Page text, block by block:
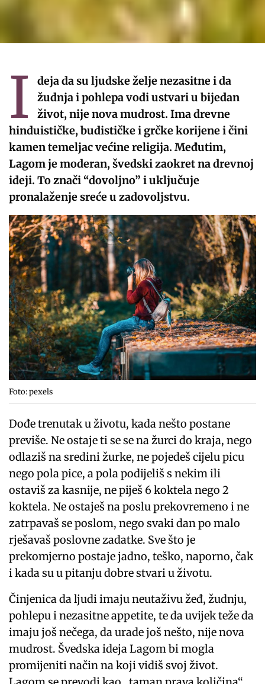
I
deja da su ljudske želje nezasitne i da
žudnja i pohlepa vodi ustvari u bijedan
život, nije nova mudrost. Ima drevne
hinduističke, budističke i grčke korijene i čini
kamen temeljac većine religija. Međutim,
Lagom je moderan, švedski zaokret na drevnoj
ideji. To znači “dovoljno” i uključuje
pronalaženje sreće u zadovoljstvu.
Foto: pexels
Dođe trenutak u životu, kada nešto postane
previše. Ne ostaje ti se se na žurci do kraja, nego
odlaziš na sredini žurke, ne pojedeš cijelu picu
nego pola pice, a pola podijeliš s nekim ili
ostaviš za kasnije, ne piješ 6 koktela nego 2
koktela. Ne ostaješ na poslu prekovremeno i ne
zatrpavaš se poslom, nego svaki dan po malo
rješavaš poslovne zadatke. Sve što je
prekomjerno postaje jadno, teško, naporno, čak
i kada su u pitanju dobre stvari u životu.
Činjenica da ljudi imaju neutaživu žeđ, žudnju,
pohlepu i nezasitne appetite, te da uvijek teže da
imaju još nečega, da urade još nešto, nije nova
mudrost. Švedska ideja Lagom bi mogla
promijeniti način na koji vidiš svoj život.